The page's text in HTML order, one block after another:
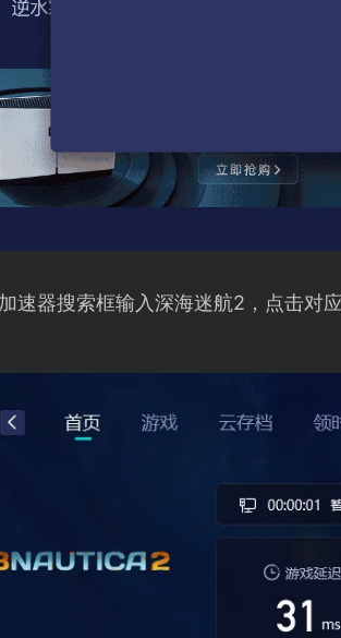
速器搜索框输入深海迷航2，点击对